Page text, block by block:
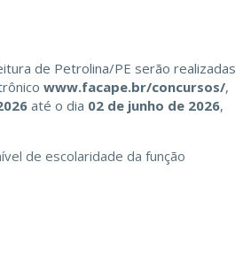
de Petrolina/PE serão realizadas
www.facape.br/concursos/,
até o dia 02 de junho de 2026,
de escolaridade da função